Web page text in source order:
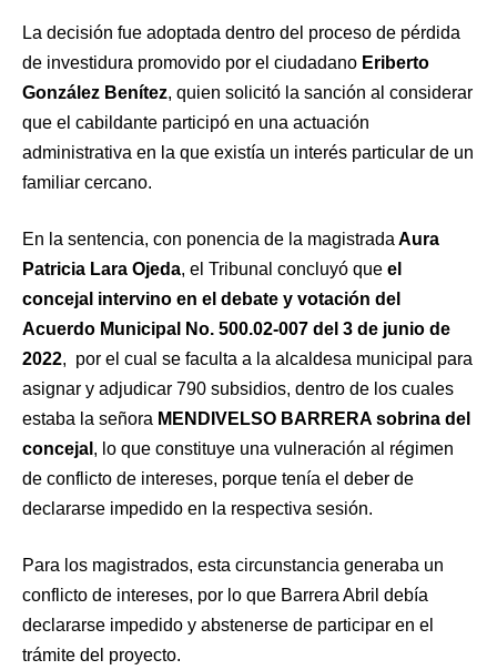
La decisión fue adoptada dentro del proceso de pérdida
de investidura promovido por el ciudadano Eriberto
González Benítez, quien solicitó la sanción al considerar
que el cabildante participó en una actuación
administrativa en la que existía un interés particular de un
familiar cercano.
En la sentencia, con ponencia de la magistrada Aura
Patricia Lara Ojeda, el Tribunal concluyó que el
concejal intervino en el debate y votación del
Acuerdo Municipal No. 500.02-007 del 3 de junio de
2022, por el cual se faculta a la alcaldesa municipal para
asignar y adjudicar 790 subsidios, dentro de los cuales
estaba la señora MENDIVELSO BARRERA sobrina del
concejal , lo que constituye una vulneración al régimen
de conflicto de intereses, porque tenía el deber de
declararse impedido en la respectiva sesión.
Para los magistrados, esta circunstancia generaba un
conflicto de intereses, por lo que Barrera Abril debía
declararse impedido y abstenerse de participar en el
trámite del proyecto.